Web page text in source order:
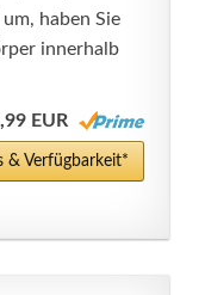
haben Sie
innerhalb
EUR
& Verfügbarkeit*